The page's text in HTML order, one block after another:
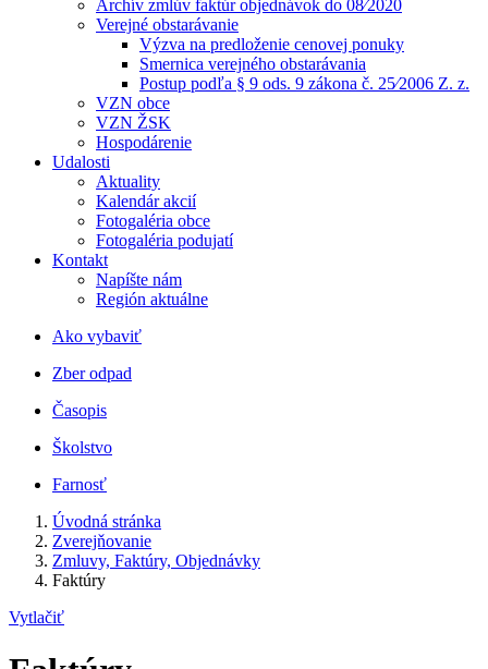
Archív zmlúv faktúr objednávok do 08⁄2020
Verejné obstarávanie
Výzva na predloženie cenovej ponuky
Smernica verejného obstarávania
Postup podľa § 9 ods. 9 zákona č. 25⁄2006 Z. z.
VZN obce
VZN ŽSK
Hospodárenie
Udalosti
Aktuality
Kalendár akcií
Fotogaléria obce
Fotogaléria podujatí
Kontakt
Napíšte nám
Región aktuálne
Ako vybaviť
Zber odpad
Časopis
Školstvo
Farnosť
Úvodná stránka
Zverejňovanie
Zmluvy, Faktúry, Objednávky
Faktúry
Vytlačiť